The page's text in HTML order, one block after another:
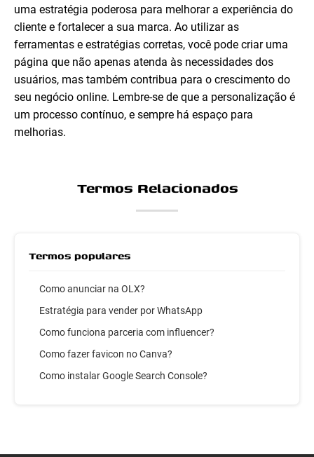
uma estratégia poderosa para melhorar a experiência do
cliente e fortalecer a sua marca. Ao utilizar as
ferramentas e estratégias corretas, você pode criar uma
página que não apenas atenda às necessidades dos
usuários, mas também contribua para o crescimento do
seu negócio online. Lembre-se de que a personalização é
um processo contínuo, e sempre há espaço para
melhorias.
Termos Relacionados
Termos populares
Como anunciar na OLX?
Estratégia para vender por WhatsApp
Como funciona parceria com influencer?
Como fazer favicon no Canva?
Como instalar Google Search Console?